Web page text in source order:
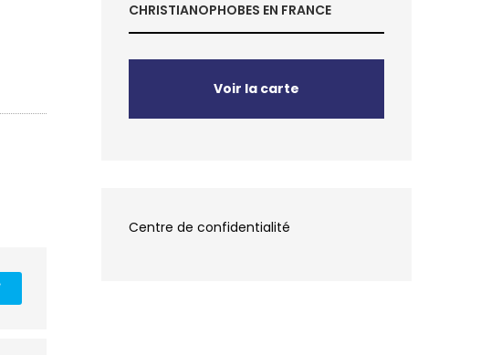
CHRISTIANOPHOBES EN FRANCE
Voir la carte
Centre de confidentialité